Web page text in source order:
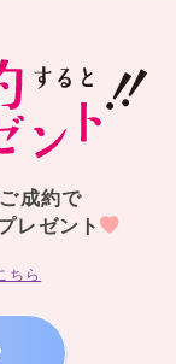
成約で
レゼント
ちら